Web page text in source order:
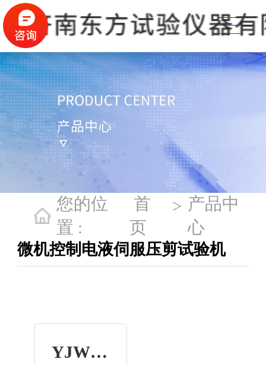
您的位
置 :
首
页
> 产品中
心
微机控制电液伺服压剪试验机
YJW系列微机控制压剪试验机